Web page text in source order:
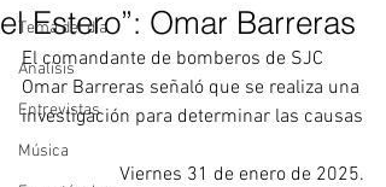
Tema del dia
Analisis
Entrevistas
Música
el Estero”: Omar Barreras
El comandante de bomberos de SJC
Omar Barreras señaló que se realiza una
investigación para determinar las causas
Viernes 31 de enero de 2025.